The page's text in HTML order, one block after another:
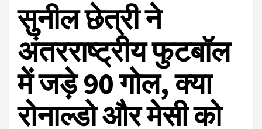
सुनील छेत्री ने
अंतरराष्ट्रीय फुटबॉल
में जड़े 90 गोल, क्या
रोनाल्डो और मेसी को